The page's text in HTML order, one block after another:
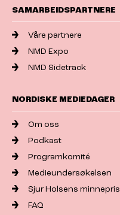
SAMARBEIDSPARTNERE
Våre partnere
NMD Expo
NMD Sidetrack
NORDISKE MEDIEDAGER
Om oss
Podkast
Programkomité
Medieundersøkelsen
Sjur Holsens minnepris
FAQ